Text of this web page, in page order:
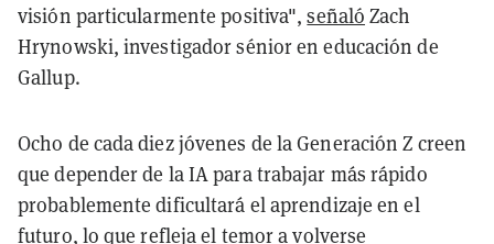
visión particularmente positiva",señaló Zach
Hrynowski, investigador sénior en educación de
Gallup.
Ocho de cada diez jóvenes de la Generación Z creen
que depender de la IA para trabajar más rápido
probablemente dificultará el aprendizaje en el
futuro, lo que refleja el temor a volverse